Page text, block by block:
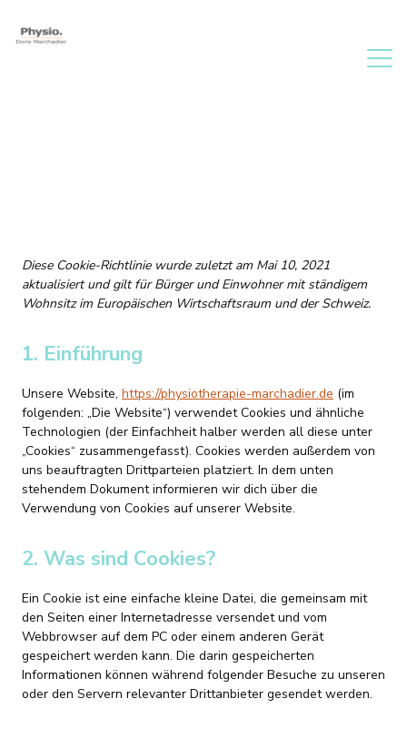
Diese Cookie-Richtlinie wurde zuletzt am Mai 10, 2021
aktualisiert und gilt für Bürger und Einwohner mit ständigem
Wohnsitz im Europäischen Wirtschaftsraum und der Schweiz.
1. Einführung
Unsere Website, https://physiotherapie-marchadier.de (im
folgenden: „Die Website“) verwendet Cookies und ähnliche
Technologien (der Einfachheit halber werden all diese unter
„Cookies“ zusammengefasst). Cookies werden außerdem von
uns beauftragten Drittparteien platziert. In dem unten
stehendem Dokument informieren wir dich über die
Verwendung von Cookies auf unserer Website.
2. Was sind Cookies?
Ein Cookie ist eine einfache kleine Datei, die gemeinsam mit
den Seiten einer Internetadresse versendet und vom
Webbrowser auf dem PC oder einem anderen Gerät
gespeichert werden kann. Die darin gespeicherten
Informationen können während folgender Besuche zu unseren
oder den Servern relevanter Drittanbieter gesendet werden.